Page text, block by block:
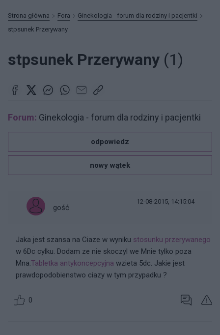
Strona główna Fora
Ginekologia - forum dla rodziny i pacjentki
stpsunek Przerywany
stpsunek Przerywany (1)
Forum: Ginekologia - forum dla rodziny i pacjentki
odpowiedz
nowy wątek
gość
12-08-2015, 14:15:04
Jaka jest szansa na Ciaze w wyniku stosunku przerywanego
w 6Dc cylku. Dodam ze nie skoczyl we Mnie tylko poza
Mna.Tabletka antykoncepcyjna wzieta 5dc. Jakie jest
prawdopodobienstwo ciazy w tym przypadku ?
0